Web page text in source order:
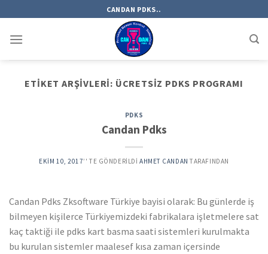
to
content
CANDAN PDKS..
ETIKET ARŞIVLERI: ÜCRETSIZ PDKS PROGRAMI
PDKS
Candan Pdks
EKIM 10, 2017’' TE GÖNDERILDI AHMET CANDAN TARAFINDAN
Candan Pdks Zksoftware Türkiye bayisi olarak: Bu günlerde iş
bilmeyen kişilerce Türkiyemizdeki fabrikalara işletmelere sat
kaç taktiği ile pdks kart basma saati sistemleri kurulmakta
bu kurulan sistemler maalesef kısa zaman içersinde